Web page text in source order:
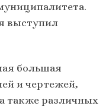
выступил
большая
и чертежей,
также различных